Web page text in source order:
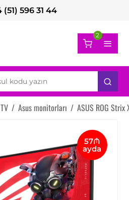
(51) 596 31 44
2
/ Asus monitorları / ASUS ROG Strix
57₼
ayda